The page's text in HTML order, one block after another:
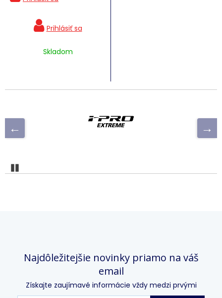
Skladom
Najdôležitejšie novinky priamo na váš
email
Získajte zaujímavé informácie vždy medzi prvými